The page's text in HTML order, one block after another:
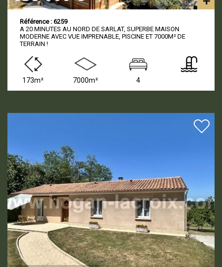
Référence : 6259
A 20 MINUTES AU NORD DE SARLAT, SUPERBE MAISON
MODERNE AVEC VUE IMPRENABLE, PISCINE ET 7000M² DE
TERRAIN !
173m² 7000m² 4